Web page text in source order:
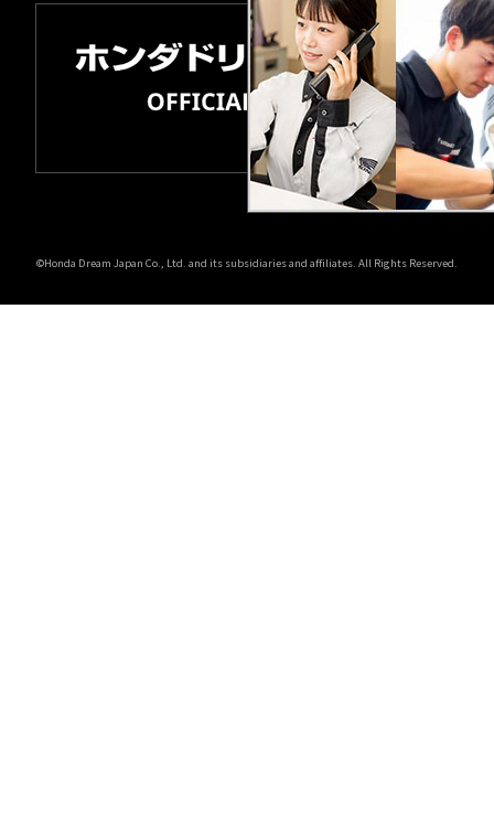
©Honda Dream Japan Co., Ltd. and its subsidiaries and affiliates. All Rights Reserved.